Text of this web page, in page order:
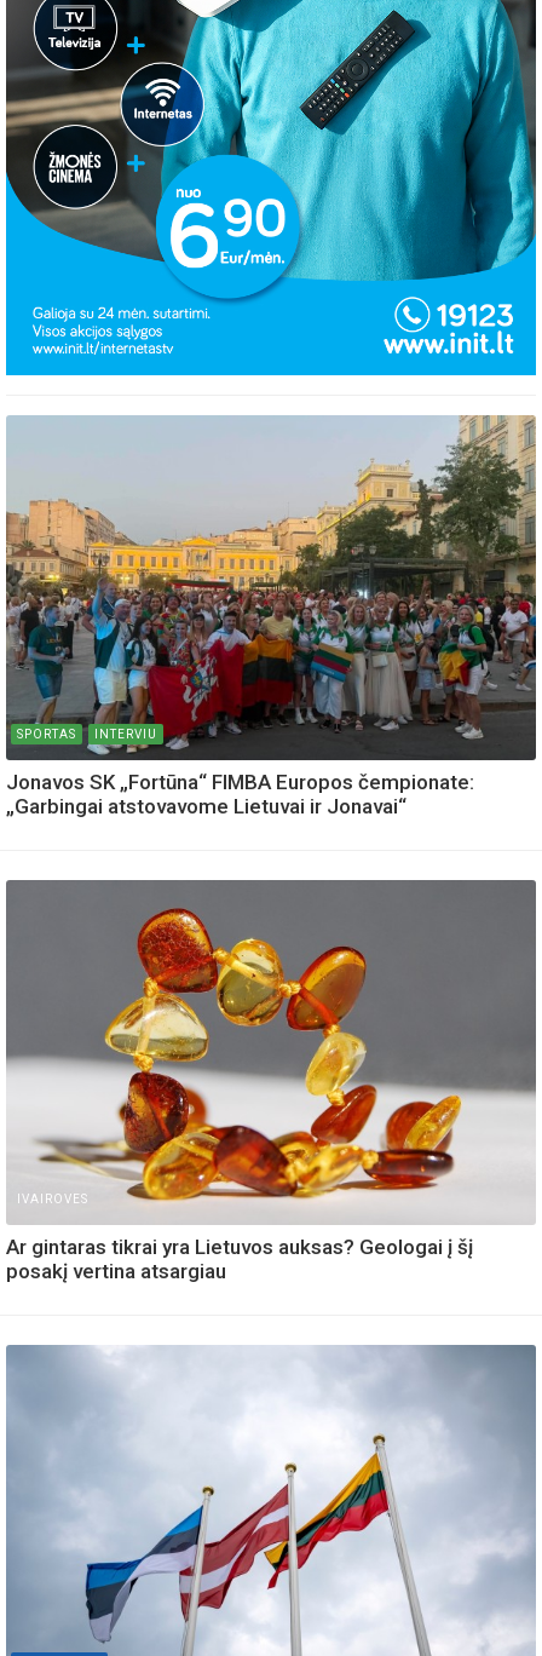
SPORTAS INTERVIU
Jonavos SK „Fortūna“ FIMBA Europos čempionate:
„Garbingai atstovavome Lietuvai ir Jonavai“
IVAIROVES
Ar gintaras tikrai yra Lietuvos auksas? Geologai į šį
posakį vertina atsargiau